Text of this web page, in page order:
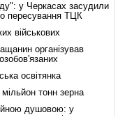
у Черкасах засудили
пересування ТЦК
військових
організував
освітянка
тонн зерна
душовою: у